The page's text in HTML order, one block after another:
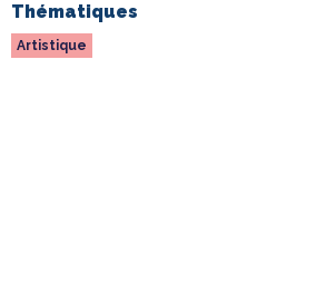
Thématiques
Artistique